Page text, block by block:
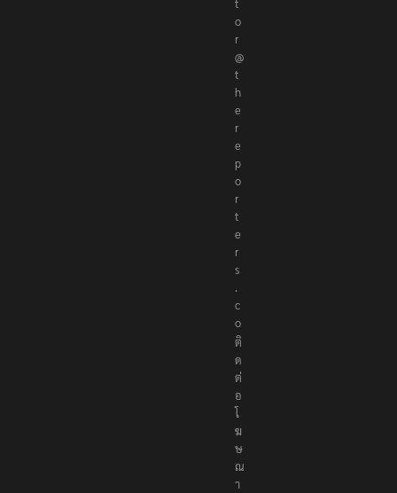
t
o
r
@
t
h
e
r
e
p
o
r
t
e
r
s
.
c
o
ติ
ด
ต่
อ
โ
ฆ
ษ
ณ
า